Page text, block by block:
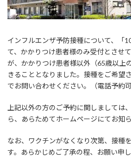
インフルエンザ予防接種について、「
て、かかりつけ患者様のみ受付とさせ
が、かかりつけ患者様以外（65歳以上
きることとなりました。接種をご希望
でお問い合わせください。（電話予約可
上記以外の方のご予約に関しましては
ら、あらためてホームページにてお知
なお、ワクチンがなくなり次第、接種
す。あらかじめご了承の程、お願い申し